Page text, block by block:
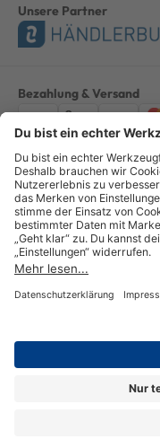
Unsere Partner
Bezahlung & Versand
ImpressumAGB
Alle Preise verstehen sich
Deutschlands,
© Copyright 2026